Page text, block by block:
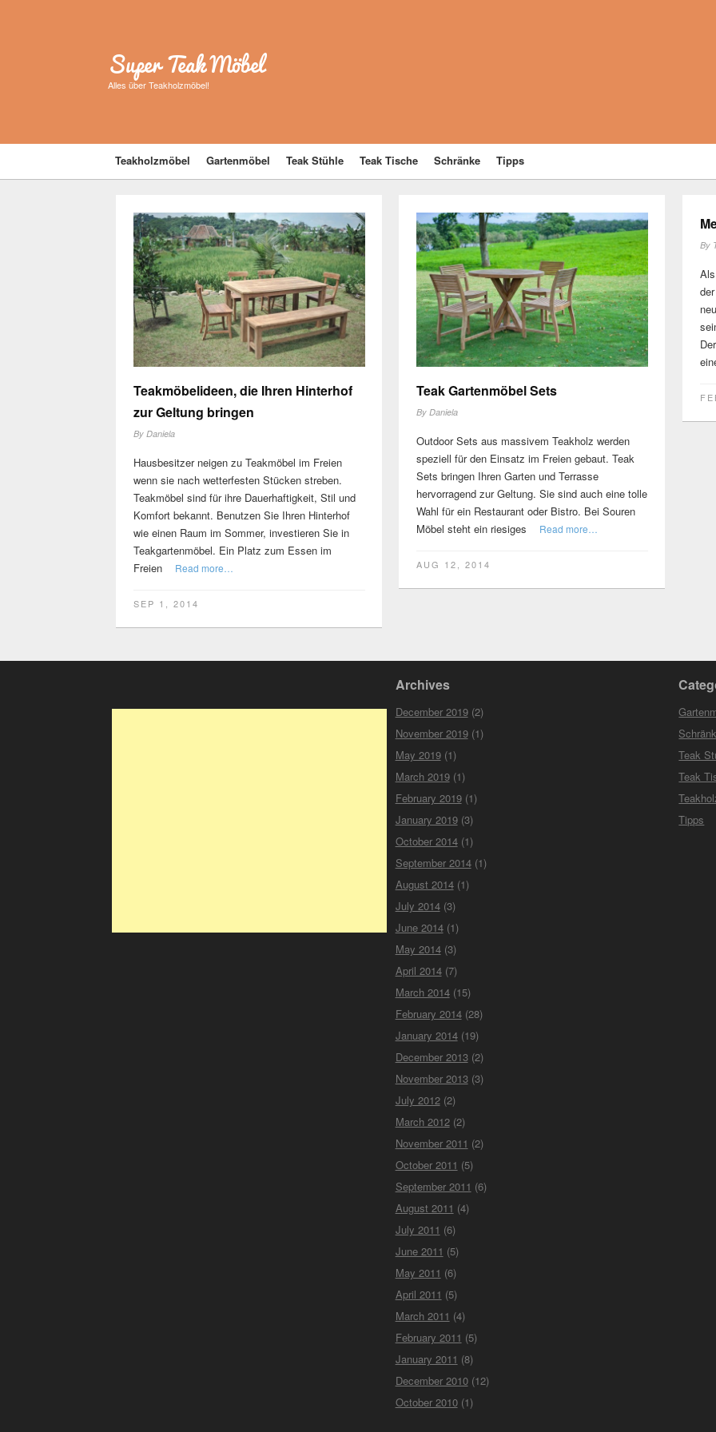
Super Teak Möbel
Alles über Teakholzmöbel!
Teakholzmöbel Gartenmöbel Teak Stühle Teak Tische Schränke Tipps
Teakmöbelideen, die Ihren Hinterhof
zur Geltung bringen
By Daniela
Hausbesitzer neigen zu Teakmöbel im Freien
wenn sie nach wetterfesten Stücken streben.
Teakmöbel sind für ihre Dauerhaftigkeit, Stil und
Komfort bekannt. Benutzen Sie Ihren Hinterhof
wie einen Raum im Sommer, investieren Sie in
Teakgartenmöbel. Ein Platz zum Essen im
Freien
Read more…
SEP 1, 2014
Teak Gartenmöbel Sets
By Daniela
Outdoor Sets aus massivem Teakholz werden
speziell für den Einsatz im Freien gebaut. Teak
Sets bringen Ihren Garten und Terrasse
hervorragend zur Geltung. Sie sind auch eine tolle
Wahl für ein Restaurant oder Bistro. Bei Souren
Möbel steht ein riesiges
Read more…
AUG 12, 2014
By
Archives
December 2019(2)
November 2019(1)
May 2019(1)
March 2019(1)
February 2019(1)
January 2019(3)
October 2014(1)
September 2014(1)
August 2014(1)
July 2014(3)
June 2014(1)
May 2014(3)
April 2014(7)
March 2014(15)
February 2014(28)
January 2014(19)
December 2013(2)
November 2013(3)
July 2012(2)
March 2012(2)
November 2011 (2)
October 2011 (5)
September 2011 (6)
August 2011 (4)
July 2011 (6)
June 2011 (5)
May 2011 (6)
April 2011 (5)
March 2011 (4)
February 2011 (5)
January 2011 (8)
December 2010(12)
October 2010(1)
Teak
Teak
Tipps